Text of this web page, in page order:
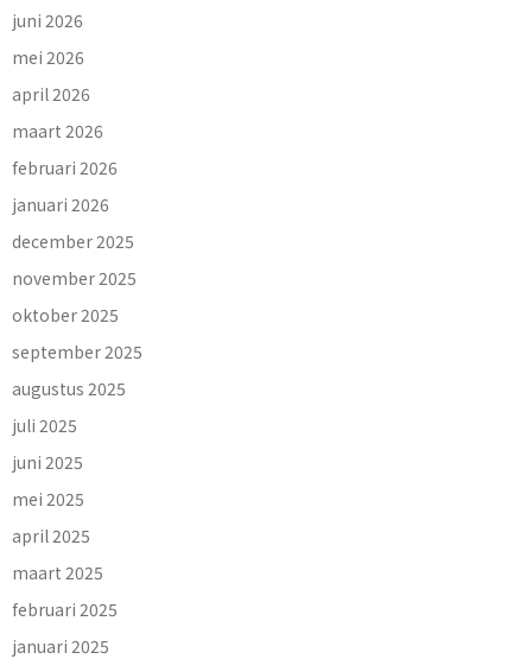
juni 2026
mei 2026
april 2026
maart 2026
februari 2026
januari 2026
december 2025
november 2025
oktober 2025
september 2025
augustus 2025
juli 2025
juni 2025
mei 2025
april 2025
maart 2025
februari 2025
januari 2025